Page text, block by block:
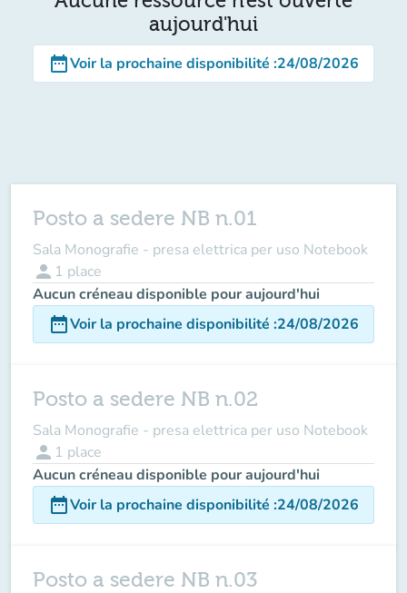
aujourd'hui
date_rangeVoir la prochaine disponibilité :24/08/2026
Posto a sedere NB n.01
Sala Monografie - presa elettrica per uso Notebook
person 1 place
Aucun créneau disponible pour aujourd'hui
date_rangeVoir la prochaine disponibilité :24/08/2026
Posto a sedere NB n.02
Sala Monografie - presa elettrica per uso Notebook
person 1 place
Aucun créneau disponible pour aujourd'hui
date_rangeVoir la prochaine disponibilité :24/08/2026
Posto a sedere NB n.03